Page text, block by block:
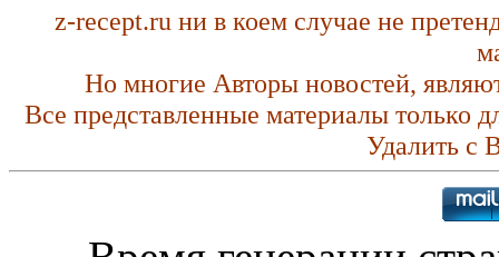
z-recept.ru ни в коем случае не
Но многие Авторы новостей,
Все представленные материалы только
Удалить с